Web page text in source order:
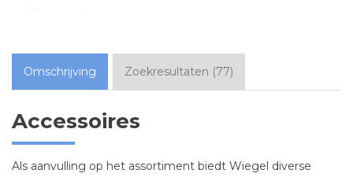
Omschrijving Zoekresultaten (77)
Accessoires
Als aanvulling op het assortiment biedt Wiegel diverse